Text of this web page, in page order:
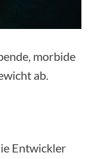
morbide
ab.
Entwickler